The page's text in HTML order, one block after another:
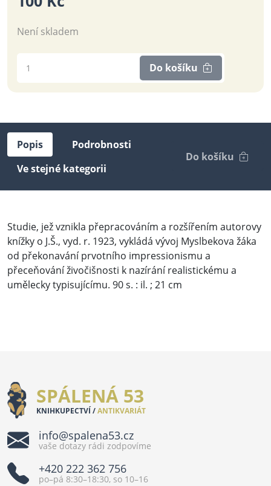
Není skladem
Do košíku
Popis
Podrobnosti
Ve stejné kategorii
Do košíku
Studie, jež vznikla přepracováním a rozšířením autorovy
knížky o J.Š., vyd. r. 1923, vykládá vývoj Myslbekova žáka
od překonavání prvotního impressionismu a
přeceňování živočišnosti k nazírání realistickému a
umělecky typisujícímu. 90 s. : il. ; 21 cm
SPÁLENÁ 53
KNIHKUPECTVÍ /ANTIKVARIÁT
info@spalena53.cz
vaše dotazy rádi zodpovíme
+420 222 362 756
po–pá 8:30–18:30, so 10–16